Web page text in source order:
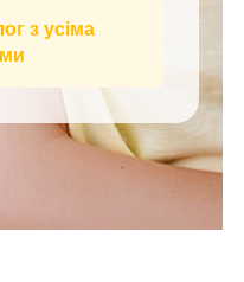
з усіма